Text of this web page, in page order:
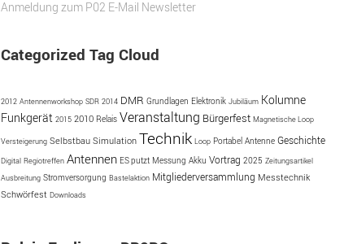
Anmeldung zum P02 E-Mail Newsletter
Categorized Tag Cloud
2012 Antennenworkshop SDR 2014 DMR Grundlagen Elektronik Jubiläum Kolumne
Funkgerät 2015 2010 Relais Veranstaltung Bürgerfest Magnetische Loop
Versteigerung Selbstbau Simulation Technik Loop Portabel Antenne Geschichte
Digital Regiotreffen Antennen ES putzt Messung Akku Vortrag 2025 Zeitungsartikel
Ausbreitung Stromversorgung Bastelaktion Mitgliederversammlung Messtechnik
Schwörfest Downloads